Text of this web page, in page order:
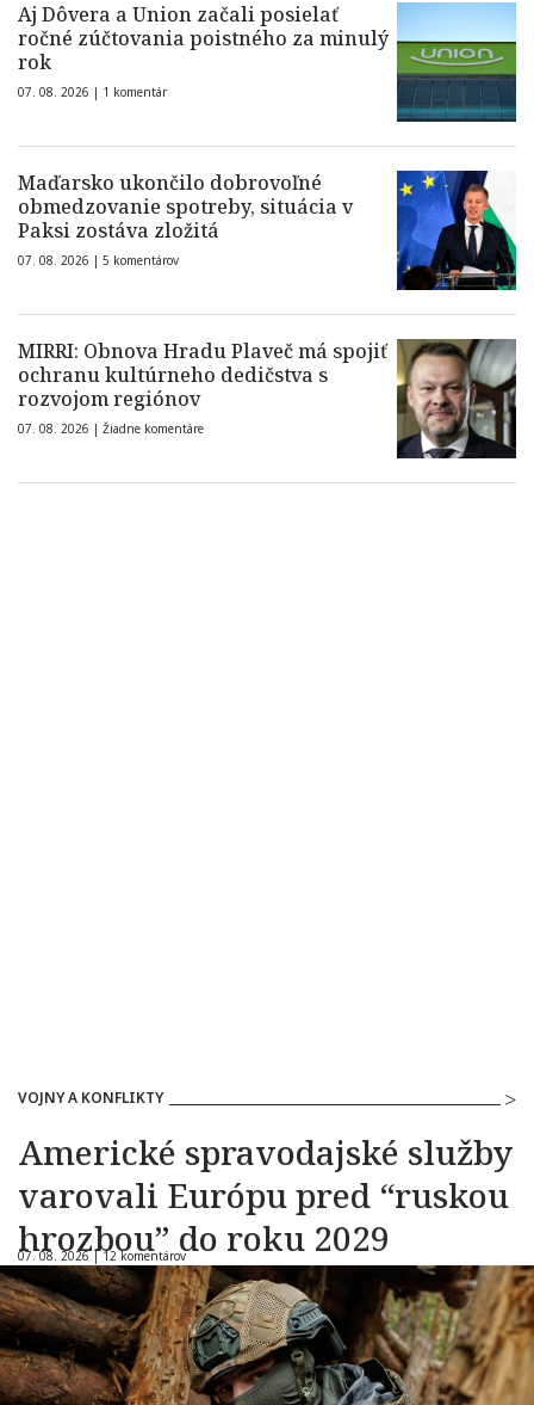
Aj Dôvera a Union začali posielať
ročné zúčtovania poistného za minulý
rok
07. 08. 2026 | 1 komentár
Maďarsko ukončilo dobrovoľné
obmedzovanie spotreby, situácia v
Paksi zostáva zložitá
07. 08. 2026 | 5 komentárov
MIRRI: Obnova Hradu Plaveč má spojiť
ochranu kultúrneho dedičstva s
rozvojom regiónov
07. 08. 2026 | Žiadne komentáre
VOJNY A KONFLIKTY
Americké spravodajské služby
varovali Európu pred “ruskou
hrozbou” do roku 2029
07. 08. 2026 |12 komentárov